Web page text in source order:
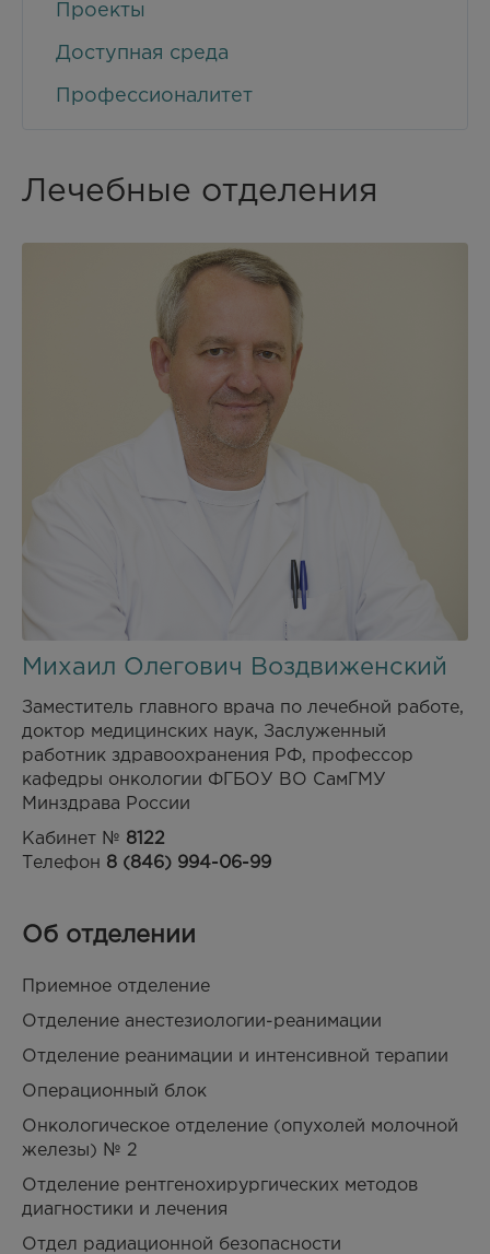
Проекты
Доступная среда
Профессионалитет
Лечебные отделения
Михаил Олегович Воздвиженский
Заместитель главного врача по лечебной работе,
доктор медицинских наук, Заслуженный
работник здравоохранения РФ, профессор
кафедры онкологии ФГБОУ ВО СамГМУ
Минздрава России
Кабинет № 8122
Телефон 8 (846) 994-06-99
Об отделении
Приемное отделение
Отделение анестезиологии-реанимации
Отделение реанимации и интенсивной терапии
Операционный блок
Онкологическое отделение (опухолей молочной
железы) № 2
Отделение рентгенохирургических методов
диагностики и лечения
Отдел радиационной безопасности